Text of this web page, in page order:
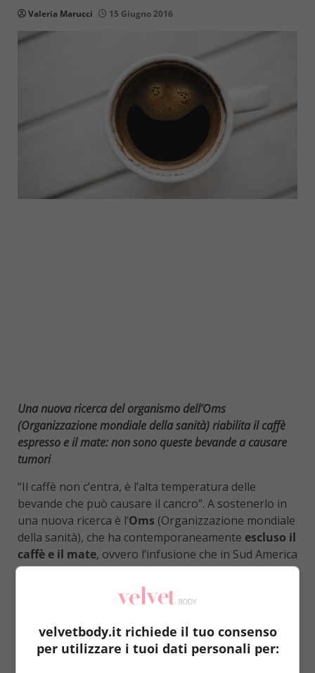
Valeria Marucci 15 Giugno 2016
Una nuova ricerca del organismo dell’Oms
(Organizzazione mondiale della sanità) riabilita il caffè
espresso e il mate: non sono queste bevande a causare
tumori
“Il caffè non c’entra, è l’alta temperatura delle
bevande che può causare il cancro”. A sostenerlo in
una nuova ricerca è l’Oms (Organizzazione mondiale
della sanità), che ha contemporaneamente escluso il
caffè e il mate, ovvero l’infusione che in Sud America
e in Spagna simboleggia un po’ il nostro comune
dalle possibili cause di tumori
però, che non siano bevuti bollenti.
Per lo studio, che farà sicuramente piacere ai tanti
“coffee addict” del Belpaese e non solo, sono stati
velvetbody.it richiede il tuo consenso
per utilizzare i tuoi dati personali per: